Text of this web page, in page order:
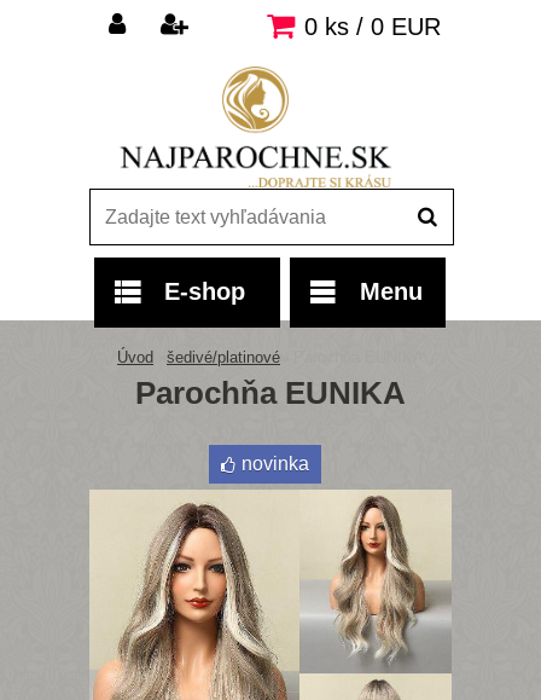
0 ks / 0 EUR
E-shop Menu
Úvod šedivé/platinové
Parochňa EUNIKA
novinka